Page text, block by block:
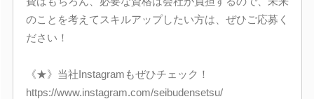
のことを考えてスキルアップしたい方は、ぜひご応募く
ださい！
《★》当社Instagramもぜひチェック！
https://www.instagram.com/seibudensetsu/